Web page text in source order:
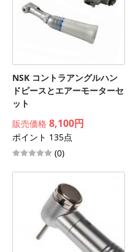
NSK コントラアングルハン
ドピースとエアーモーターセ
ット
販売価格 8,100円
ポイント 135点
(0)